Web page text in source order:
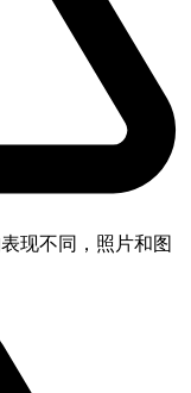
现不同，照片和图